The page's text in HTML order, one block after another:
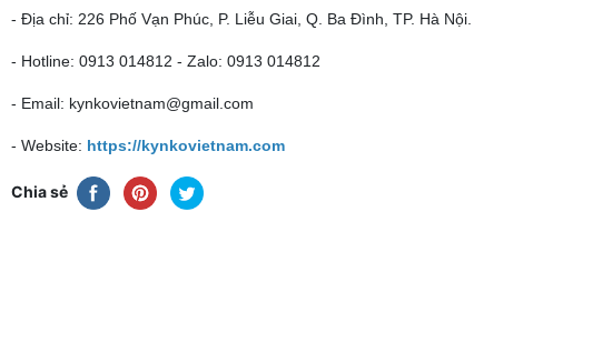
- Địa chỉ: 226 Phố Vạn Phúc, P. Liễu Giai, Q. Ba Đình, TP. Hà Nội.
- Hotline: 0913 014812 - Zalo: 0913 014812
- Email: kynkovietnam@gmail.com
- Website: https://kynkovietnam.com
Chia sẻ